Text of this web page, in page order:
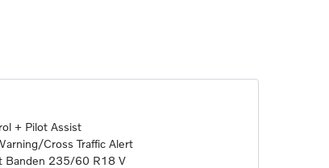
+ Pilot Assist
Cross Traffic Alert
Banden 235/60 R18 V